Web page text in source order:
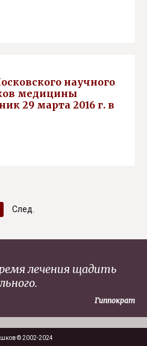
научного
медицины
29 марта 2016 г. в
След.
лечения щадить
Гиппократ
© 2002-2024